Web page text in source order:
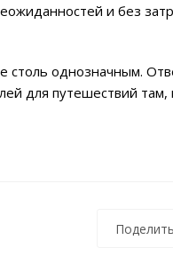
и без
столь однозначным.
для путешествий там,